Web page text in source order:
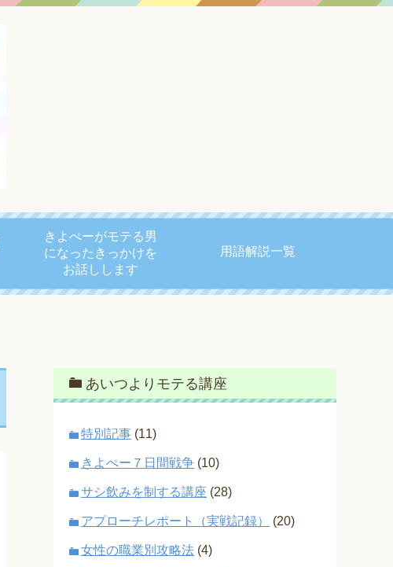
きよぺーがモテる男
になったきっかけを
お話しします
用語解説一覧
あいつよりモテる講座
特別記事 (11)
きよぺー７日間戦争 (10)
サシ飲みを制する講座 (28)
アプローチレポート（実戦記録） (20)
女性の職業別攻略法 (4)